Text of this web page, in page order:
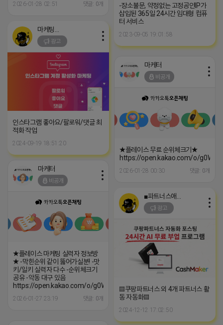
2026-01-28 02:51 댓글: 0개
-장소불문, 약정없는 고정공인IP가
삽입된 365일 24시간 임대형 컴퓨
터 서비스
2023-09-05 19:01:58
광고
인스타그램 좋아요/팔로워/댓글 최
적화 작업
2024-09-19 18:51:20
마케터
비공개
★플레이스 무료 순위체크기★
https://open.kakao.com/o/
2026-01-28 00:30 댓글: 0개
마케터
비공개
★플레이스 마케팅 실력자 정보방
★ -막힌순위 같이 뚫어가실분! -맛
키/일키 실력자 다수 -순위체크기
공유 -악동 대구 있음
https://open.kakao.com/o/g0WCxpXh
2026-01-27 23:19 댓글: 0개
광고
▤쿠팡파트너스 외 4개 파트너스 활
동 자동화▤
2024-12-12 17:02:50